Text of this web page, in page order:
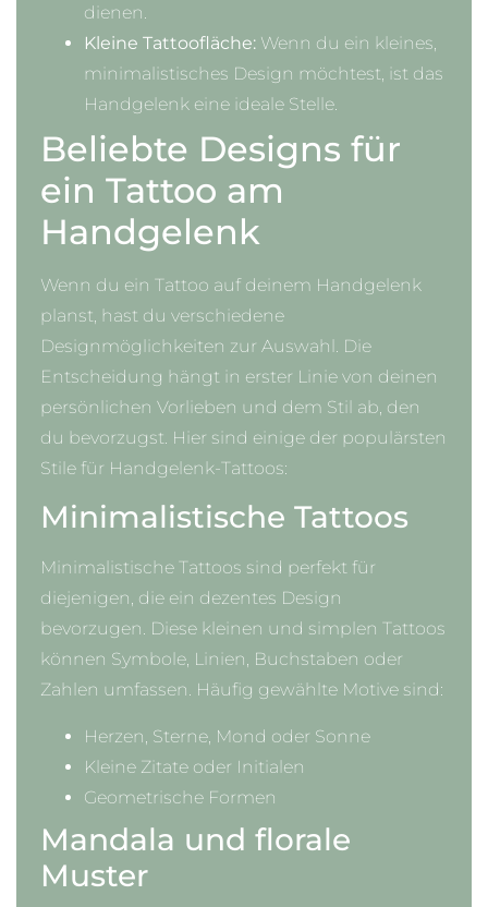
dienen.
Kleine Tattoofläche: Wenn du ein kleines,
minimalistisches Design möchtest, ist das
Handgelenk eine ideale Stelle.
Beliebte Designs für
ein Tattoo am
Handgelenk
Wenn du ein Tattoo auf deinem Handgelenk
planst, hast du verschiedene
Designmöglichkeiten zur Auswahl. Die
Entscheidung hängt in erster Linie von deinen
persönlichen Vorlieben und dem Stil ab, den
du bevorzugst. Hier sind einige der populärsten
Stile für Handgelenk-Tattoos:
Minimalistische Tattoos
Minimalistische Tattoos sind perfekt für
diejenigen, die ein dezentes Design
bevorzugen. Diese kleinen und simplen Tattoos
können Symbole, Linien, Buchstaben oder
Zahlen umfassen. Häufig gewählte Motive sind:
Herzen, Sterne, Mond oder Sonne
Kleine Zitate oder Initialen
Geometrische Formen
Mandala und florale
Muster